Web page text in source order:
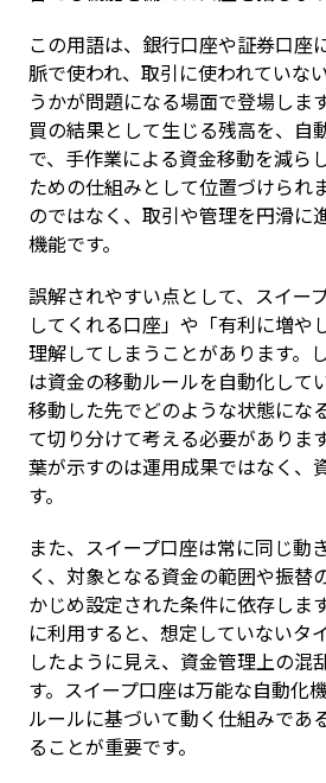
この用語は、銀行口座や証券口座
脈で使われ、取引に使われていな
うかが問題になる場面で登場しま
買の結果として生じる残高を、自
で、手作業による資金移動を減ら
ための仕組みとして位置づけられ
のではなく、取引や管理を円滑に
機能です。
誤解されやすい点として、スイー
してくれる口座」や「有利に増や
理解してしまうことがあります。
は資金の移動ルールを自動化して
移動した先でどのような状態にな
て切り分けて考える必要がありま
葉が示すのは運用成果ではなく、
す。
また、スイープ口座は常に同じ動
く、対象となる資金の範囲や振替
かじめ設定された条件に依存しま
に利用すると、想定していないタ
したように見え、資金管理上の混
す。スイープ口座は万能な自動化
ルールに基づいて動く仕組みであ
ることが重要です。